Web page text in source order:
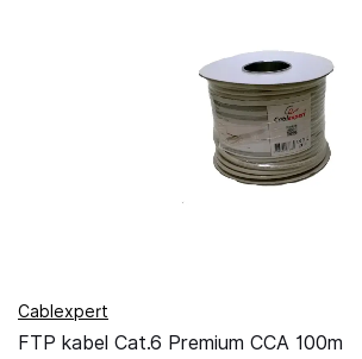
Cablexpert
FTP kabel Cat.6 Premium CCA 100m